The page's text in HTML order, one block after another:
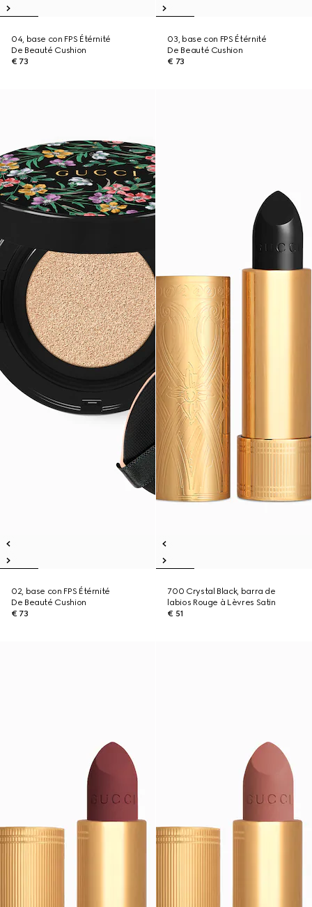
04, base con FPS Étérnité
De Beauté Cushion
€ 73
03, base con FPS Étérnité
De Beauté Cushion
€ 73
02, base con FPS Étérnité
De Beauté Cushion
€ 73
700 Crystal Black, barra de
labios Rouge à Lèvres Satin
€ 51